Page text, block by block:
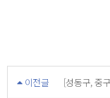
이전글 [성동구, 중